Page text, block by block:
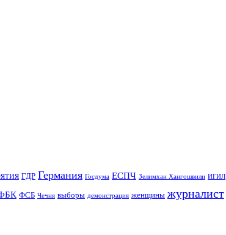
ГДР Германия Госдума ЕСПЧ Зелимхан Хангошвили ИГИЛ
ФСБ Чечня выборы демонстрация женщины журналист